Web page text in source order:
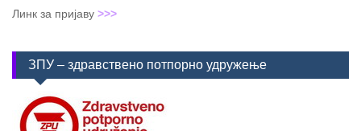
Линк за пријаву >>>
ЗПУ – здравствено потпорно удружење